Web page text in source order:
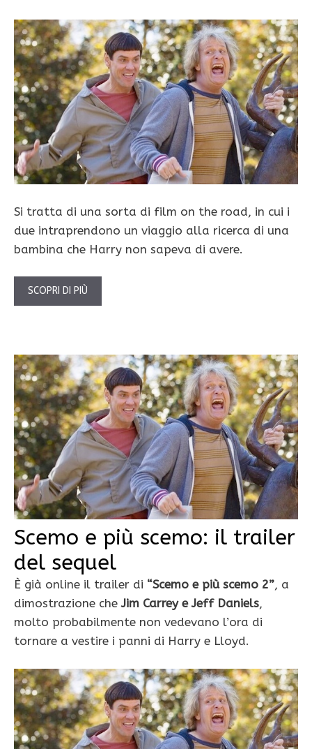
Si tratta di una sorta di film on the road, in cui i
due intraprendono un viaggio alla ricerca di una
bambina che Harry non sapeva di avere.
SCOPRI DI PIÙ
Scemo e più scemo: il trailer
del sequel
È già online il trailer di “Scemo e più scemo 2”, a
dimostrazione cheJim Carrey e Jeff Daniels,
molto probabilmente non vedevano l’ora di
tornare a vestire i panni di Harry e Lloyd.